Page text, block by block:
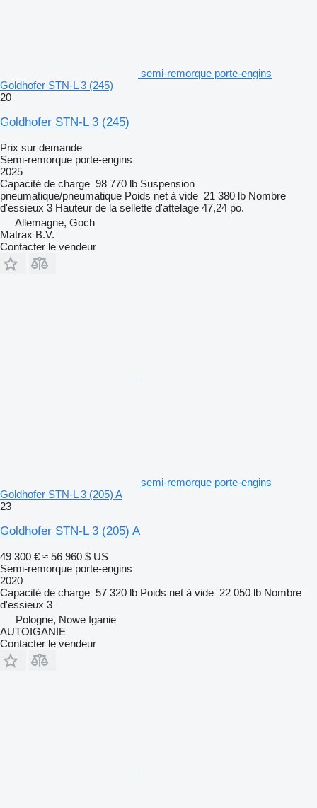
semi-remorque porte-engins
Goldhofer STN-L 3 (245)
20
Goldhofer STN-L 3 (245)
Prix sur demande
Semi-remorque porte-engins
2025
Capacité de charge 98 770 lb Suspension
pneumatique/pneumatique Poids net à vide 21 380 lb Nombre
d'essieux 3 Hauteur de la sellette d'attelage 47,24 po.
Allemagne, Goch
Matrax B.V.
Contacter le vendeur
semi-remorque porte-engins
Goldhofer STN-L 3 (205) A
23
Goldhofer STN-L 3 (205) A
49 300 € ≈ 56 960 $ US
Semi-remorque porte-engins
2020
Capacité de charge 57 320 lb Poids net à vide 22 050 lb Nombre
d'essieux 3
Pologne, Nowe Iganie
AUTOIGANIE
Contacter le vendeur